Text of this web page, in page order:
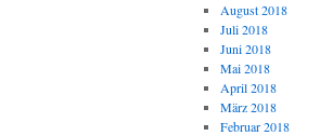
August 2018
Juli 2018
Juni 2018
Mai 2018
April 2018
März 2018
Februar 2018